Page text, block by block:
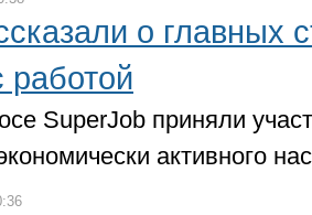
о главных
работой
SuperJob приняли
активного